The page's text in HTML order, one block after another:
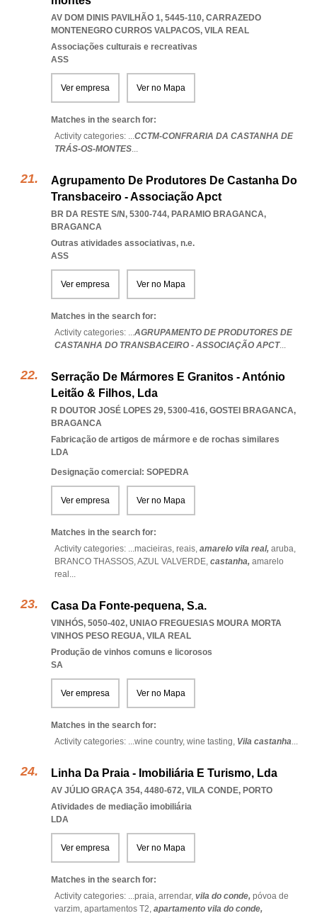
AV DOM DINIS PAVILHÃO 1, 5445-110, CARRAZEDO
MONTENEGRO CURROS VALPACOS, VILA REAL
Associações culturais e recreativas
ASS
Ver empresa Ver no Mapa
Matches in the search for:
Activity categories: ...CCTM-CONFRARIA DA CASTANHA DE
TRÁS-OS-MONTES...
Agrupamento De Produtores De Castanha Do
Transbaceiro - Associação Apct
BR DA RESTE S/N, 5300-744, PARAMIO BRAGANCA,
BRAGANCA
Outras atividades associativas, n.e.
ASS
Ver empresa Ver no Mapa
Matches in the search for:
Activity categories: ...AGRUPAMENTO DE PRODUTORES DE
CASTANHA DO TRANSBACEIRO - ASSOCIAÇÃO APCT...
Serração De Mármores E Granitos - António
Leitão & Filhos, Lda
R DOUTOR JOSÉ LOPES 29, 5300-416, GOSTEI BRAGANCA,
BRAGANCA
Fabricação de artigos de mármore e de rochas similares
LDA
Designação comercial: SOPEDRA
Ver empresa Ver no Mapa
Matches in the search for:
Activity categories: ...macieiras, reais, amarelo vila real, aruba,
BRANCO THASSOS,AZUL VALVERDE, castanha, amarelo
real ...
Casa Da Fonte-pequena, S.a.
VINHÓS, 5050-402, UNIAO FREGUESIAS MOURA MORTA
VINHOS PESO REGUA, VILA REAL
Produção de vinhos comuns e licorosos
SA
Ver empresa Ver no Mapa
Matches in the search for:
Activity categories: ...wine country, wine tasting, Vila castanha...
Linha Da Praia - Imobiliária E Turismo, Lda
AV JÚLIO GRAÇA 354, 4480-672, VILA CONDE, PORTO
Atividades de mediação imobiliária
LDA
Ver empresa Ver no Mapa
Matches in the search for:
Activity categories: ...praia, arrendar, vila do conde, póvoa de
varzim, apartamentos T2, apartamento vila do conde,